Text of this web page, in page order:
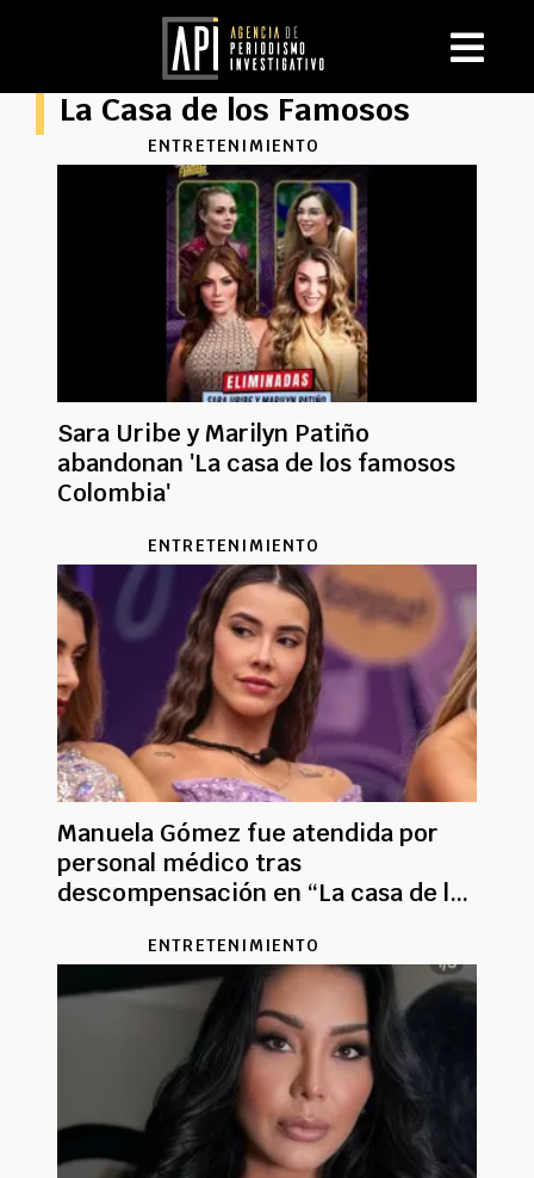
La Casa de los Famosos
ENTRETENIMIENTO
Sara Uribe y Marilyn Patiño
abandonan 'La casa de los famosos
Colombia'
ENTRETENIMIENTO
Manuela Gómez fue atendida por
personal médico tras
descompensación en “La casa de los
ENTRETENIMIENTO